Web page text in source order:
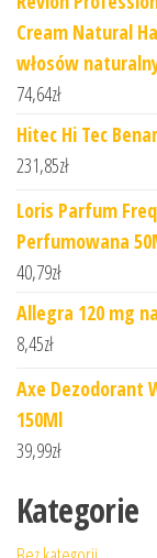
Cream Natural
włosów
74,64zł
Hitec Hi Tec
231,85zł
Loris Parfum
Perfumowana
40,79zł
Allegra 120 mg
8,45zł
Axe Dezodorant
150Ml
39,99zł
Kategorie